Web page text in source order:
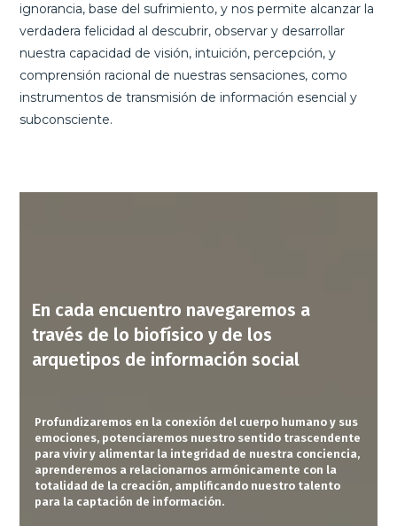
ignorancia, base del sufrimiento, y nos permite alcanzar la
verdadera felicidad al descubrir, observar y desarrollar
nuestra capacidad de visión, intuición, percepción, y
comprensión racional de nuestras sensaciones, como
instrumentos de transmisión de información esencial y
subconsciente.
En cada encuentro navegaremos a
través de lo biofísico y de los
arquetipos de información social
Profundizaremos en la conexión del cuerpo humano y sus
emociones, potenciaremos nuestro sentido trascendente
para vivir y alimentar la integridad de nuestra conciencia,
aprenderemos a relacionarnos armónicamente con la
totalidad de la creación, amplificando nuestro talento
para la captación de información.